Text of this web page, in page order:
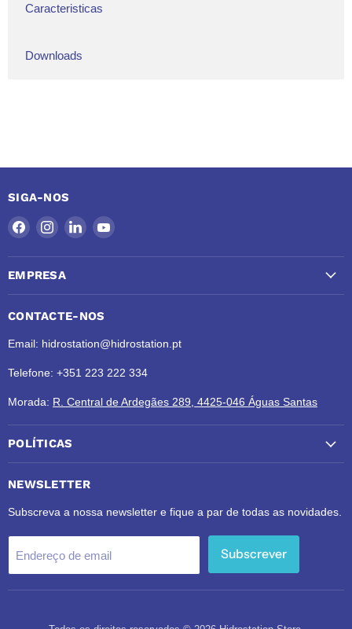
Caracteristicas
Downloads
SIGA-NOS
Encontre-
nos
no
Facebook
Encontre-
nos
no
Instagram
Encontre-
nos
no
Encontre-
no
EMPRESA
CONTACTE-NOS
Email: hidrostation@hidrostation.pt
Telefone: +351 223 222 334
Morada: R. Central de Ardegães 289, 4425-046 Águas Santas
POLÍTICAS
NEWSLETTER
Subscreva a nossa newsletter e fique a par de todas as novidades.
Endereço de email Subscrever